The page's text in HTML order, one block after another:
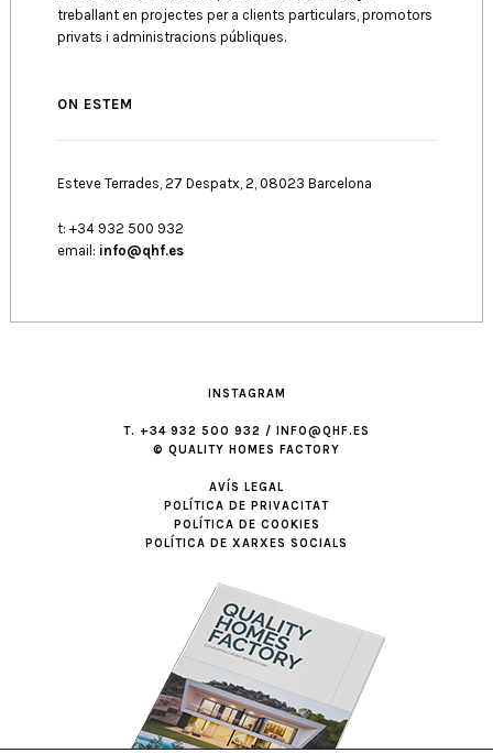
treballant en projectes per a clients particulars, promotors
privats i administracions públiques.
ON ESTEM
Esteve Terrades, 27 Despatx, 2, 08023 Barcelona
t: +34 932 500 932
email: info@qhf.es
INSTAGRAM
T. +34 932 500 932 / INFO@QHF.ES
© QUALITY HOMES FACTORY
AVÍS LEGAL
POLÍTICA DE PRIVACITAT
POLÍTICA DE COOKIES
POLÍTICA DE XARXES SOCIALS